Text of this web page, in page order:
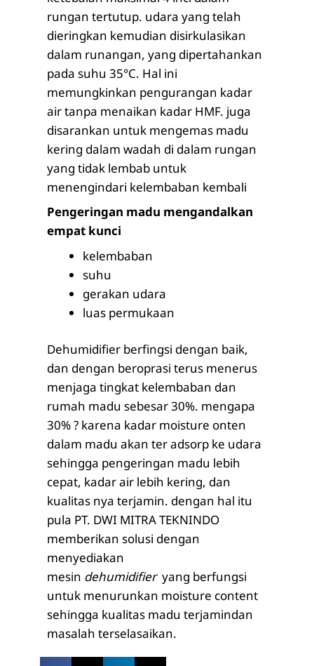
rungan tertutup. udara yang telah
dieringkan kemudian disirkulasikan
dalam runangan, yang dipertahankan
pada suhu 35°C. Hal ini
memungkinkan pengurangan kadar
air tanpa menaikan kadar HMF. juga
disarankan untuk mengemas madu
kering dalam wadah di dalam rungan
yang tidak lembab untuk
menengindari kelembaban kembali
Pengeringan madu mengandalkan
empat kunci
kelembaban
suhu
gerakan udara
luas permukaan
Dehumidifier berfingsi dengan baik,
dan dengan beroprasi terus menerus
menjaga tingkat kelembaban dan
rumah madu sebesar 30%. mengapa
30% ? karena kadar moisture onten
dalam madu akan ter adsorp ke udara
sehingga pengeringan madu lebih
cepat, kadar air lebih kering, dan
kualitas nya terjamin. dengan hal itu
pula PT. DWI MITRA TEKNINDO
memberikan solusi dengan
menyediakan
mesin dehumidifier yang berfungsi
untuk menurunkan moisture content
sehingga kualitas madu terjamindan
masalah terselasaikan.